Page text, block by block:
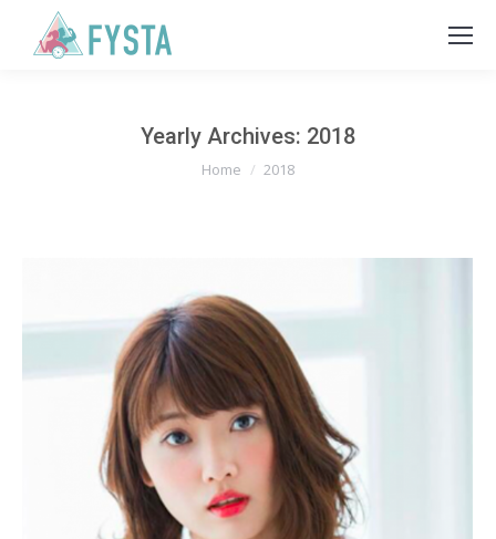
Yearly Archives: 2018
You are here:
Home 2018